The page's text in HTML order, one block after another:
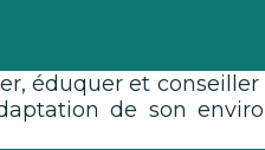
éduquer et
de son